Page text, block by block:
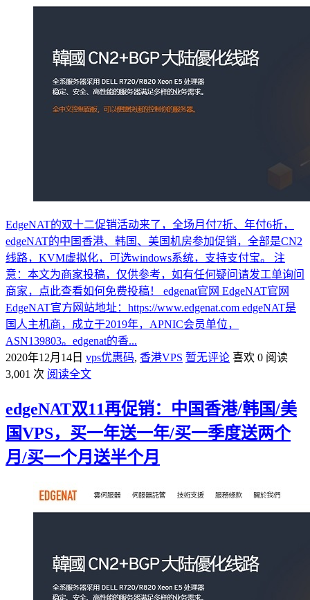
EdgeNAT的双十二促销活动来了，全场月付7折、年付6折，
edgeNAT的中国香港、韩国、美国机房参加促销，全部是CN2
线路，KVM虚拟化，可选windows系统，支持支付宝。 注
意：本文为商家投稿，仅供参考，如有任何疑问请发工单询问
商家，点此查看如何免费投稿！ edgenat官网 EdgeNAT官网
EdgeNAT官方网站地址：https://www.edgenat.com edgeNAT是
国人主机商，成立于2019年，APNIC会员单位，
ASN139803。edgenat的香...
2020年12月14日 vps优惠码, 香港VPS 暂无评论 喜欢 0 阅读
3,001 次 阅读全文
edgeNAT双11再促销：中国香港/韩国/美
国VPS，买一年送一年/买一季度送两个
月/买一个月送半个月